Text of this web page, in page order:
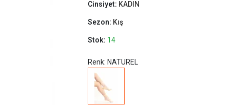
Cinsiyet: KADIN
Sezon: Kış
Stok: 14
Renk: NATUREL